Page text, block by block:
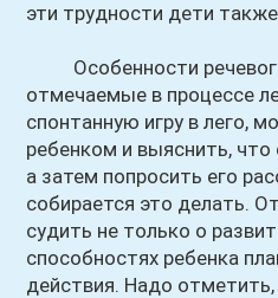
эти трудности дети
Особенности
отмечаемые в процессе
спонтанную игру в лего,
ребенком и выяснить, что
а затем попросить его
собирается это делать.
судить не только о
способностях ребенка
действия. Надо